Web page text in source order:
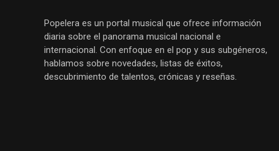
Popelera es un portal musical que ofrece información
diaria sobre el panorama musical nacional e
internacional. Con enfoque en el pop y sus subgéneros,
hablamos sobre novedades, listas de éxitos,
descubrimiento de talentos, crónicas y reseñas.